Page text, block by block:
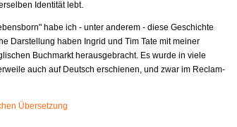
Identität lebt.
habe ich - unter anderem - diese Geschichte
Darstellung haben Ingrid und Tim Tate mit meiner
Buchmarkt herausgebracht. Es wurde in viele
auch auf Deutsch erschienen, und zwar im Reclam-
Übersetzung